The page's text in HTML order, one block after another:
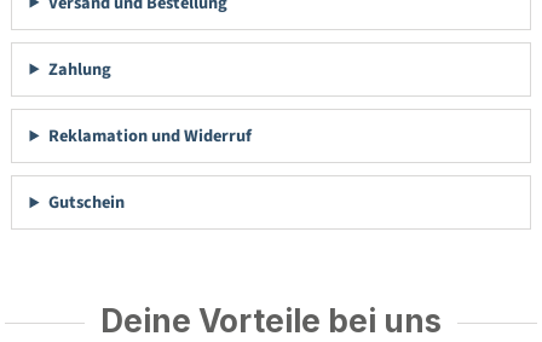
Zahlung
Reklamation und Widerruf
Gutschein
Deine Vorteile bei uns